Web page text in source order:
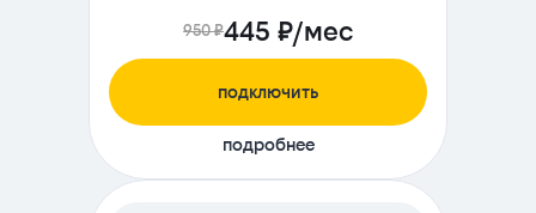
950 ₽445 ₽/мес
подключить
подробнее